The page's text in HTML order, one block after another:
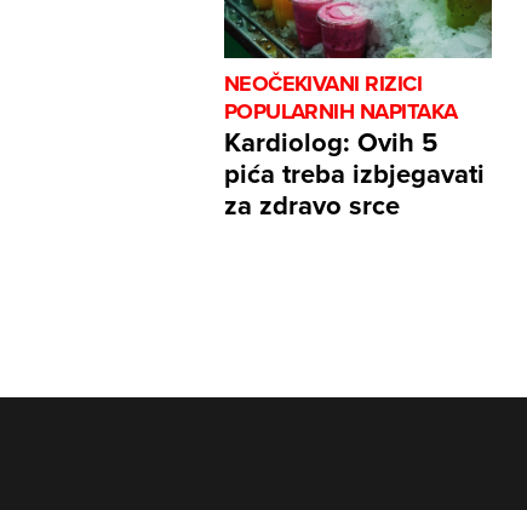
NEOČEKIVANI RIZICI
POPULARNIH NAPITAKA
Kardiolog: Ovih 5
pića treba izbjegavati
za zdravo srce